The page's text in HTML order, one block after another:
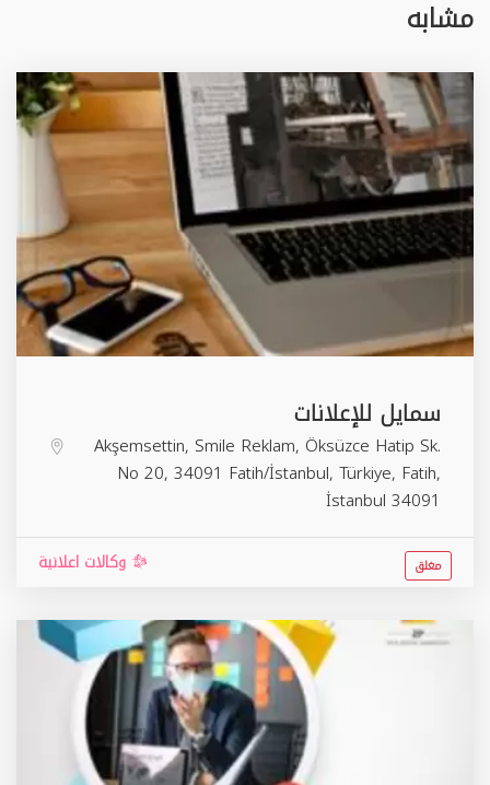
مشابه
سمايل للإعلانات
Akşemsettin, Smile Reklam, Öksüzce Hatip Sk.
No 20, 34091 Fatih/İstanbul, Türkiye, Fatih,
İstanbul 34091
وكالات اعلانية مغلق